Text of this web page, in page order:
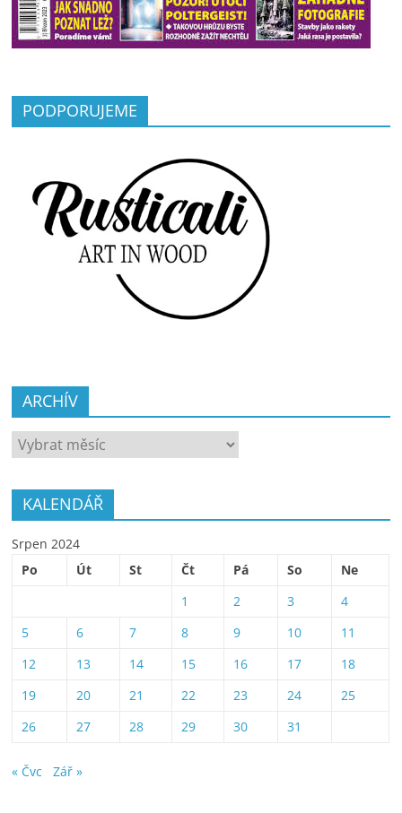
PODPORUJEME
ARCHÍV
ARCHÍV
KALENDÁŘ
Srpen 2024
Po
Út St Čt Pá So
Ne
1
2 3
4
5
6 7 8 9 10
11
12
13 14 15 16 17
18
19
20 21 22 23 24
25
26
27 28 29 30 31
« Čvc Zář »